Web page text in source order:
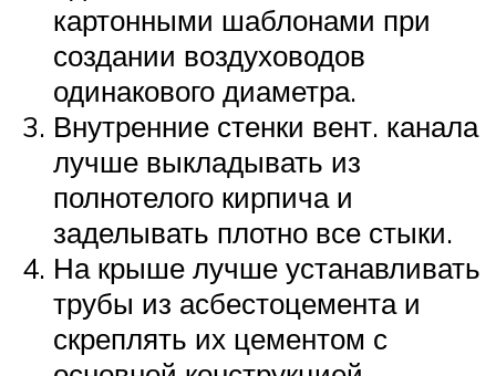
картонными шаблонами при
создании воздуховодов
одинакового диаметра.
Внутренние стенки вент. канала
лучше выкладывать из
полнотелого кирпича и
заделывать плотно все стыки.
На крыше лучше устанавливать
трубы из асбестоцемента и
скреплять их цементом с